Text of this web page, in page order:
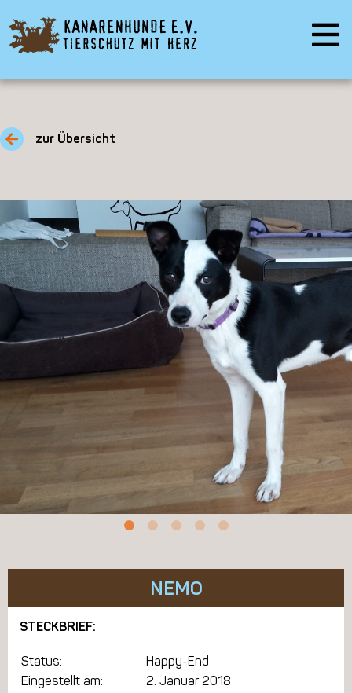
zur Übersicht
NEMO
STECKBRIEF:
Status:
Happy-End
Eingestellt am:
2. Januar 2018